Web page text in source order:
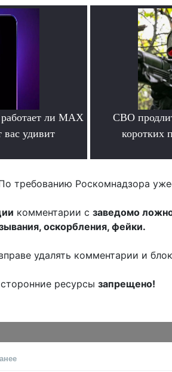
ли MAX
вас удивит
СВО
коротких
требованию Роскомнадзора
комментарии с заведомо
оскорбления, фейки.
удалять комментарии и
ресурсы запрещено!